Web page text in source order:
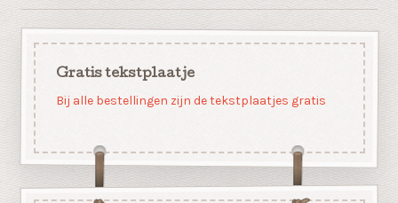
Gratis tekstplaatje
Bij alle bestellingen zijn de tekstplaatjes gratis